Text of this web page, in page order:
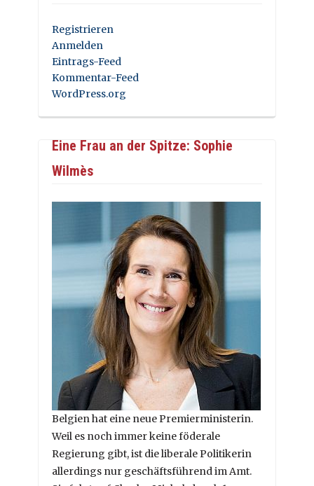
Registrieren
Anmelden
Eintrags-Feed
Kommentar-Feed
WordPress.org
Eine Frau an der Spitze: Sophie
Wilmès
Belgien hat eine neue Premierministerin.
Weil es noch immer keine föderale
Regierung gibt, ist die liberale Politikerin
allerdings nur geschäftsführend im Amt.